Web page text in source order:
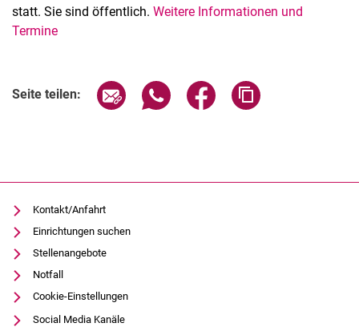
statt. Sie sind öffentlich. Weitere Informationen und
Termine
Seite teilen: Seite über E-Mail teilen
Seite über WhatsApp teilen
Seite über Facebook
Kontakt/Anfahrt
Einrichtungen suchen
Stellenangebote
Notfall
Cookie-Einstellungen
Social Media Kanäle